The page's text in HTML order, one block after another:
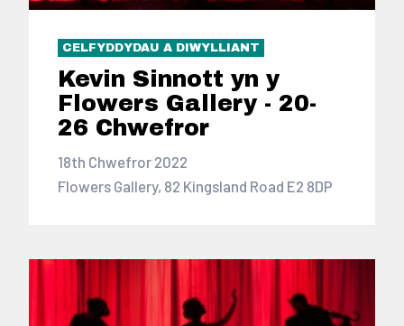
CELFYDDYDAU A DIWYLLIANT
Kevin Sinnott yn y
Flowers Gallery - 20-
26 Chwefror
18th Chwefror 2022
Flowers Gallery, 82 Kingsland Road E2 8DP